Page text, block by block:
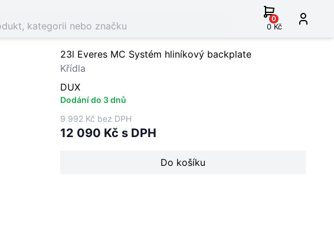
0
0 Kč
23l Everes MC Systém hliníkový backplate
Křídla
DUX
Dodání do 3 dnů
9 992 Kč bez DPH
12 090 Kč s DPH
Do košíku